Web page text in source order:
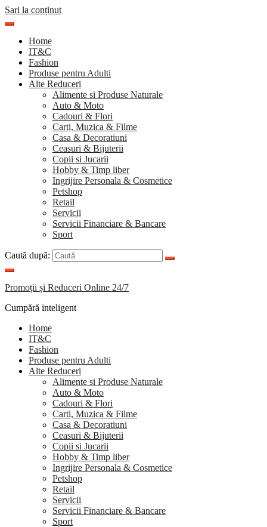
Sari la conținut
Home
IT&C
Fashion
Produse pentru Adulti
Alte Reduceri
Alimente si Produse Naturale
Auto & Moto
Cadouri & Flori
Carti, Muzica & Filme
Casa & Decoratiuni
Ceasuri & Bijuterii
Copii si Jucarii
Hobby & Timp liber
Ingrijire Personala & Cosmetice
Petshop
Retail
Servicii
Servicii Financiare & Bancare
Sport
Caută după:
Promoții și Reduceri Online 24/7
Cumpără inteligent
Home
IT&C
Fashion
Produse pentru Adulti
Alte Reduceri
Alimente si Produse Naturale
Auto & Moto
Cadouri & Flori
Carti, Muzica & Filme
Casa & Decoratiuni
Ceasuri & Bijuterii
Copii si Jucarii
Hobby & Timp liber
Ingrijire Personala & Cosmetice
Petshop
Retail
Servicii
Servicii Financiare & Bancare
Sport